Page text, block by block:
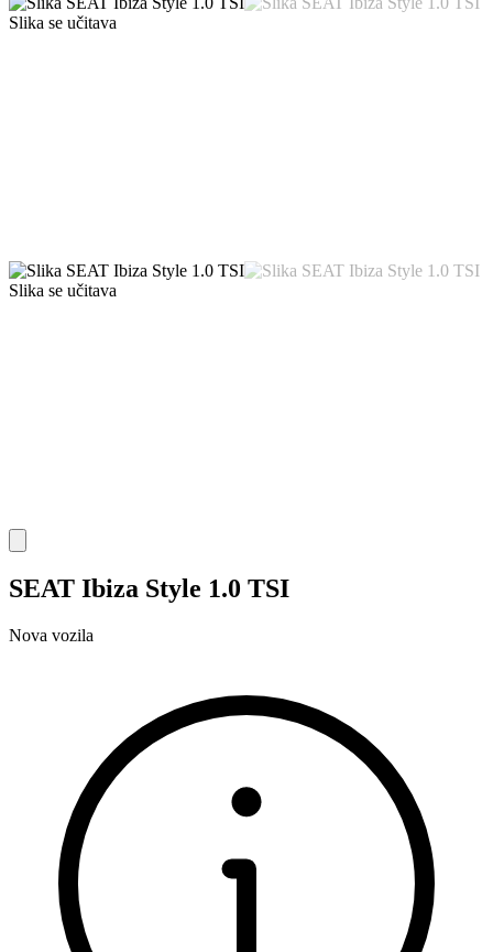
Slika se učitava
Slika se učitava
SEAT Ibiza Style 1.0 TSI
Nova vozila